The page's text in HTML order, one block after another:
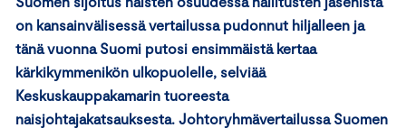
on kansainvälisessä vertailussa pudonnut hiljalleen ja
tänä vuonna Suomi putosi ensimmäistä kertaa
kärkikymmenikön ulkopuolelle, selviää
Keskuskauppakamarin tuoreesta
naisjohtajakatsauksesta. Johtoryhmävertailussa Suomen